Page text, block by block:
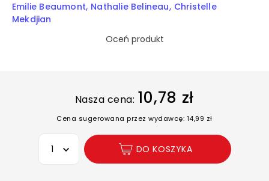
Emilie Beaumont Nathalie Belineau Christelle
Mekdjian
Oceń produkt
Nasza cena: 10,78 zł
Cena sugerowana przez wydawcę: 14,99 zł
Wybierz opcję
DO KOSZYKA